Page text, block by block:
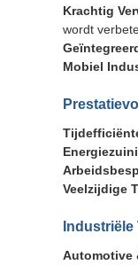
Krachtig
wordt
Mobiel
Veelzijdige
Automotive